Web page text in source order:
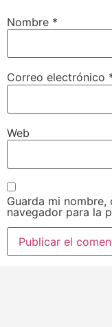
Nombre *
Correo electrónico
Web
Guarda mi
navegador para la